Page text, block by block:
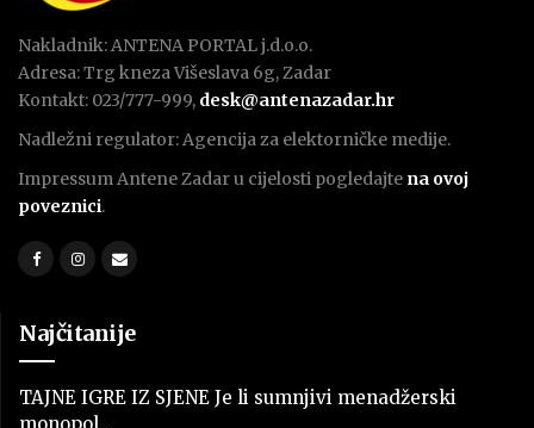
Nakladnik: ANTENA PORTAL j.d.o.o.
Adresa: Trg kneza Višeslava 6g, Zadar
Kontakt: 023/777-999, desk@antenazadar.hr
Nadležni regulator: Agencija za elektorničke medije.
Impressum Antene Zadar u cijelosti pogledajte na ovoj
poveznici.
Najčitanije
TAJNE IGRE IZ SJENE Je li sumnjivi menadžerski